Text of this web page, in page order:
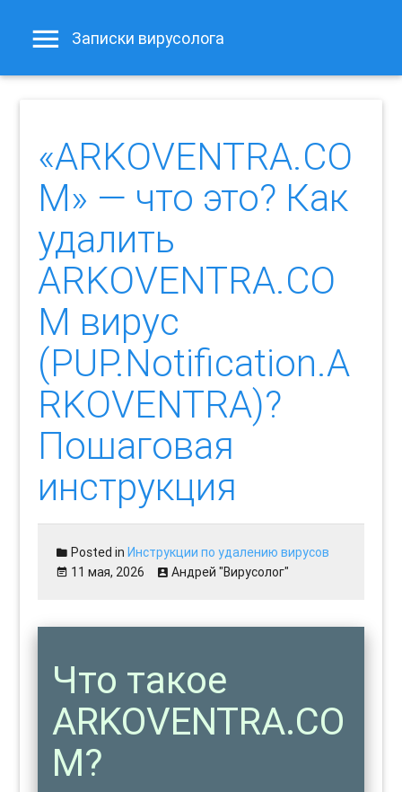
Записки вирусолога
«ARKOVENTRA.CO
M» — что это? Как
удалить
ARKOVENTRA.CO
M вирус
(PUP.Notification.A
RKOVENTRA)?
Пошаговая
инструкция
Posted inИнструкции по удалению вирусов
11 мая, 2026
Андрей "Вирусолог"
Что такое
ARKOVENTRA.CO
M?